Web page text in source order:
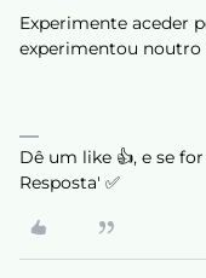
Experimente aceder
experimentou noutro
Dê um like 👍, e se
Resposta' ✅